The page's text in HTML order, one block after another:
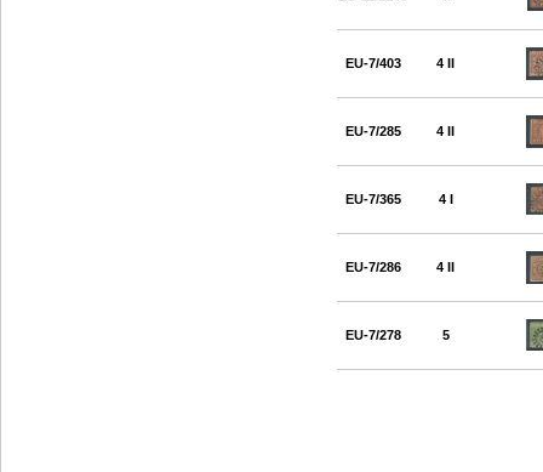
EU-7/403 4 II
EU-7/285 4 II
EU-7/365 4 I
EU-7/286 4 II
EU-7/278 5